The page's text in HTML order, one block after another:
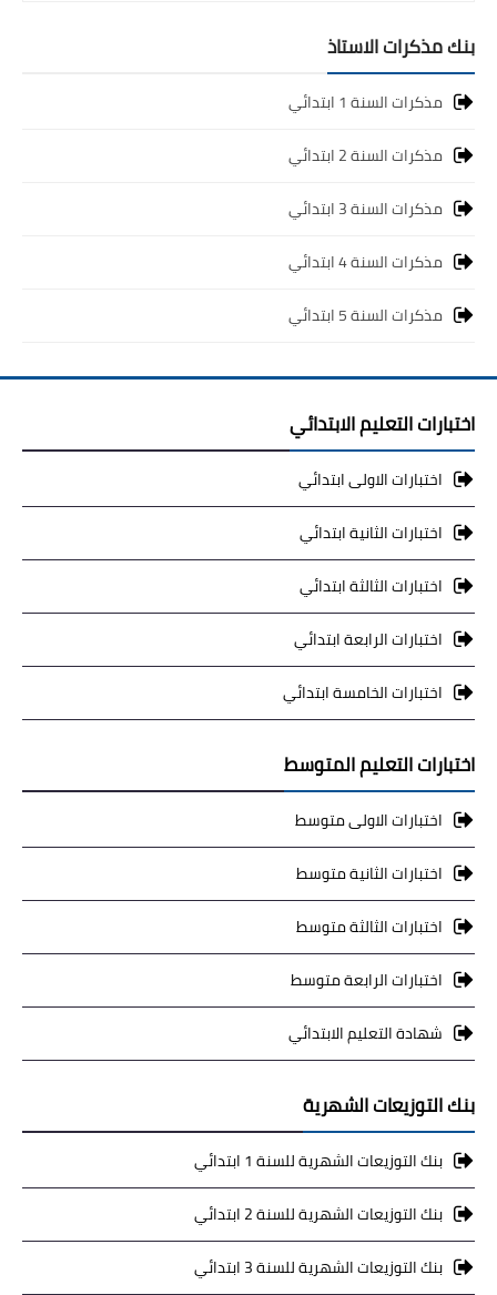
بنك مذكرات الاستاذ
مذكرات السنة 1 ابتدائي
مذكرات السنة 2 ابتدائي
مذكرات السنة 3 ابتدائي
مذكرات السنة 4 ابتدائي
مذكرات السنة 5 ابتدائي
اختبارات التعليم الابتدائي
اختبارات الاولى ابتدائي
اختبارات الثانية ابتدائي
اختبارات الثالثة ابتدائي
اختبارات الرابعة ابتدائي
اختبارات الخامسة ابتدائي
اختبارات التعليم المتوسط
اختبارات الاولى متوسط
اختبارات الثانية متوسط
اختبارات الثالثة متوسط
اختبارات الرابعة متوسط
شهادة التعليم الابتدائي
بنك التوزيعات الشهرية
بنك التوزيعات الشهرية للسنة 1 ابتدائي
بنك التوزيعات الشهرية للسنة 2 ابتدائي
بنك التوزيعات الشهرية للسنة 3 ابتدائي